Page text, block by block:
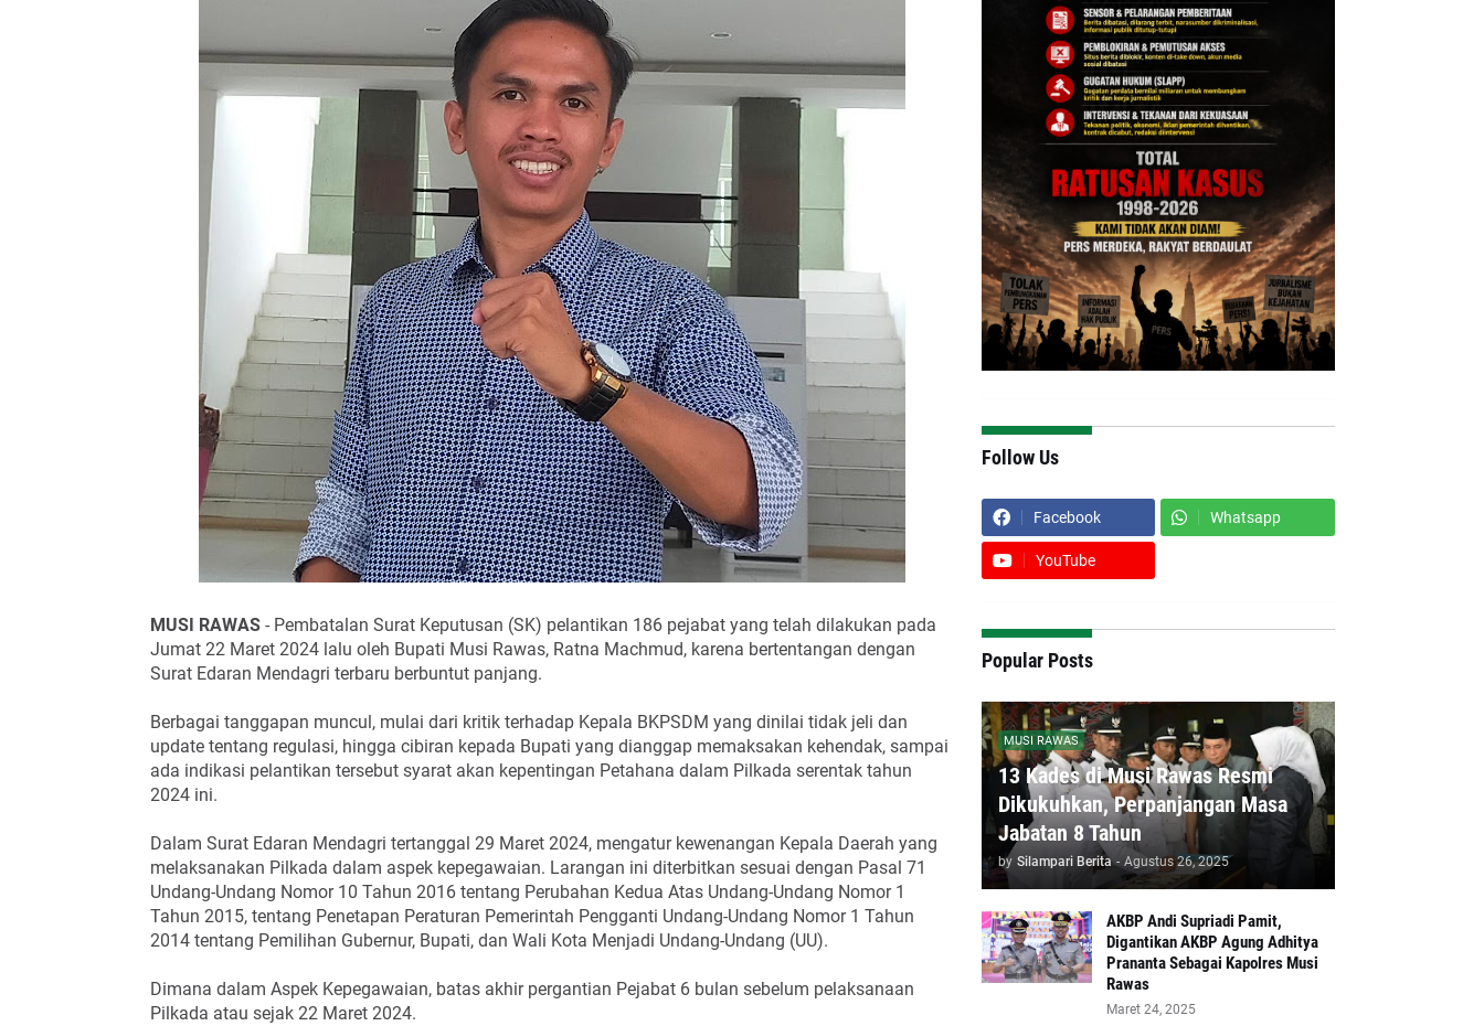
MUSI RAWAS- Pembatalan Surat Keputusan (SK) pelantikan 186 pejabat yang telah dilakukan pada
Jumat 22 Maret 2024 lalu oleh Bupati Musi Rawas, Ratna Machmud, karena bertentangan dengan
Surat Edaran Mendagri terbaru berbuntut panjang.
Berbagai tanggapan muncul, mulai dari kritik terhadap Kepala BKPSDM yang dinilai tidak jeli dan
update tentang regulasi, hingga cibiran kepada Bupati yang dianggap memaksakan kehendak, sampai
ada indikasi pelantikan tersebut syarat akan kepentingan Petahana dalam Pilkada serentak tahun
2024 ini.
Dalam Surat Edaran Mendagri tertanggal 29 Maret 2024, mengatur kewenangan Kepala Daerah yang
melaksanakan Pilkada dalam aspek kepegawaian. Larangan ini diterbitkan sesuai dengan Pasal 71
Undang-Undang Nomor 10 Tahun 2016 tentang Perubahan Kedua Atas Undang-Undang Nomor 1
Tahun 2015, tentang Penetapan Peraturan Pemerintah Pengganti Undang-Undang Nomor 1 Tahun
2014 tentang Pemilihan Gubernur, Bupati, dan Wali Kota Menjadi Undang-Undang (UU).
Dimana dalam Aspek Kepegawaian, batas akhir pergantian Pejabat 6 bulan sebelum pelaksanaan
Pilkada atau sejak 22 Maret 2024.
Follow Us
Facebook Whatsapp
YouTube
Popular Posts
MUSI RAWAS
13 Kades di Musi Rawas Resmi
Dikukuhkan, Perpanjangan Masa
Jabatan 8 Tahun
by Silampari Berita - Agustus 26, 2025
AKBP Andi Supriadi Pamit,
Digantikan AKBP Agung Adhitya
Prananta Sebagai Kapolres Musi
Rawas
Maret 24, 2025